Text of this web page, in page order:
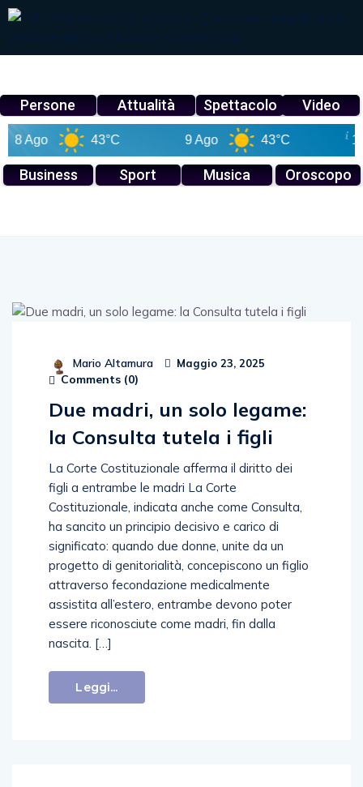
Persone Attualità Spettacolo Video
43°C 9 Ago 43°C 10
Business Sport Musica Oroscopo
Mario Altamura Maggio 23, 2025
Comments (0)
Due madri, un solo legame:
la Consulta tutela i figli
La Corte Costituzionale afferma il diritto dei
figli a entrambe le madri La Corte
Costituzionale, indicata anche come Consulta,
ha sancito un principio decisivo e carico di
significato: quando due donne, unite da un
progetto di genitorialità, concepiscono un figlio
attraverso fecondazione medicalmente
assistita all’estero, entrambe devono poter
essere riconosciute come madri, fin dalla
nascita. […]
Leggi...